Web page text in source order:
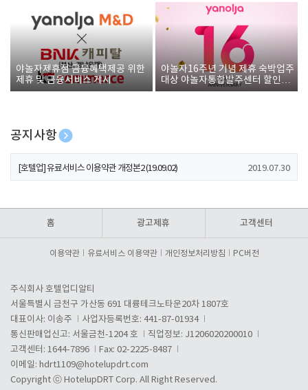
야놀자제휴점 금융혜택제공 위한
제휴 및 금융서비스 게시
야놀자16주년 기념 제휴 숙박업주
대상 야놀자통합발주센터 할인쿠
폰 증정
공지사항
[호텔업] 개인정보 처리방침 개정본1 (19.09.02)
[호텔업] 유료서비스 이용약관 개정본2 (19.09.02) 2019.07.30
홈 광고제휴 고객센터
이용약관 유료서비스 이용약관 개인정보처리방침 PC버전
주식회사 호텔업디알티
서울특별시 금천구 가산동 691 대륭테크노타운20차 1807호
대표이사: 이송주
사업자등록번호: 441-87-01934
통신판매업신고: 서울금천-1204 호
직업정보: J1206020200010
고객센터: 1644-7896
Fax: 02-2225-8487
이메일: hdrt1109@hotelupdrt.com
Copyright ⓒ HotelupDRT Corp. All Right Reserved.